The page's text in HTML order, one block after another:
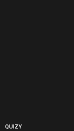
QUIZY